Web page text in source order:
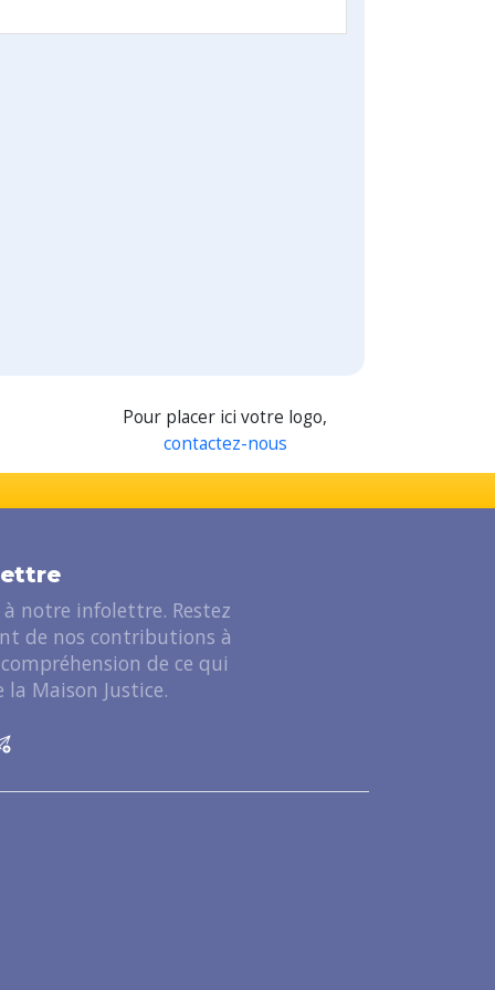
Pour placer ici votre logo,
contactez-nous
notre infolettre. Restez
de nos contributions à
de ce qui
Maison Justice.